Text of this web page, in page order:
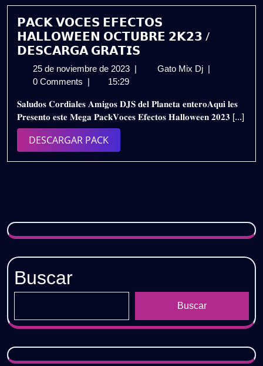
𝗣𝗔𝗖𝗞 𝗩𝗢𝗖𝗘𝗦 𝗘𝗙𝗘𝗖𝗧𝗢𝗦
𝗛𝗔𝗟𝗟𝗢𝗪𝗘𝗘𝗡 𝗢𝗖𝗧𝗨𝗕𝗥𝗘 𝟮𝗞𝟮𝟯 /
𝗗𝗘𝗦𝗖𝗔𝗥𝗚𝗔 𝗚𝗥𝗔𝗧𝗜𝗦
25 de noviembre de 2023 25
de
2023
| Gato Mix Dj 𝗣𝗔𝗖𝗞
𝗢𝗖𝗧𝗨𝗕𝗥𝗘
|
0 Comments | 15:29
𝐒𝐚𝐥𝐮𝐝𝐨𝐬 𝐂𝐨𝐫𝐝𝐢𝐚𝐥𝐞𝐬 𝐀𝐦𝐢𝐠𝐨𝐬 𝐃𝐉𝐒 𝐝𝐞𝐥 𝐏𝐥𝐚𝐧𝐞𝐭𝐚 𝐞𝐧𝐭𝐞𝐫𝐨𝐀𝐪𝐮𝐢 𝐥𝐞𝐬
𝐏𝐫𝐞𝐬𝐞𝐧𝐭𝐨 𝐞𝐬𝐭𝐞 𝐌𝐞𝐠𝐚 𝐏𝐚𝐜𝐤𝐕𝐨𝐜𝐞𝐬 𝐄𝐟𝐞𝐜𝐭𝐨𝐬 𝐇𝐚𝐥𝐥𝐨𝐰𝐞𝐞𝐧 𝟐𝟎𝟐𝟑 [...]
DESCARGAR PACKDESCARGAR
PACK
Buscar
Buscar